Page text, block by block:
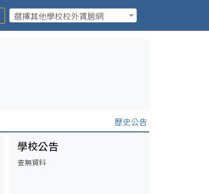
選擇其他學校校外賃居網
歷史公告
學校公告
查無資料